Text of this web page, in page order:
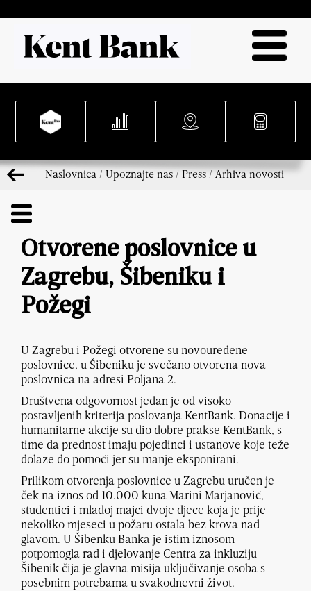
Naslovnica / Upoznajte nas / Press / Arhiva novosti
Otvorene poslovnice u
Zagrebu, Šibeniku i
Požegi
U Zagrebu i Požegi otvorene su novouređene
poslovnice, u Šibeniku je svečano otvorena nova
poslovnica na adresi Poljana 2.
Društvena odgovornost jedan je od visoko
postavljenih kriterija poslovanja KentBank. Donacije i
humanitarne akcije su dio dobre prakse KentBank, s
time da prednost imaju pojedinci i ustanove koje teže
dolaze do pomoći jer su manje eksponirani.
Prilikom otvorenja poslovnice u Zagrebu uručen je
ček na iznos od 10.000 kuna Marini Marjanović,
studentici i mladoj majci dvoje djece koja je prije
nekoliko mjeseci u požaru ostala bez krova nad
glavom. U Šibenku Banka je istim iznosom
potpomogla rad i djelovanje Centra za inkluziju
Šibenik čija je glavna misija uključivanje osoba s
posebnim potrebama u svakodnevni život.